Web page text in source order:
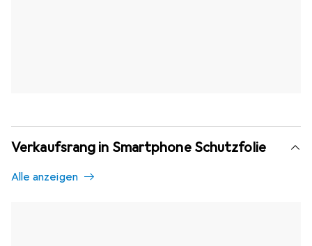
Verkaufsrang in Smartphone Schutzfolie
Alle anzeigen